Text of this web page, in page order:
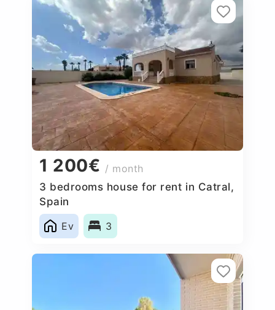
1 200€ / month
3 bedrooms house for rent in Catral,
Spain
Ev
3